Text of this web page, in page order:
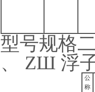
型号规格
、 ZШ 浮
公
称